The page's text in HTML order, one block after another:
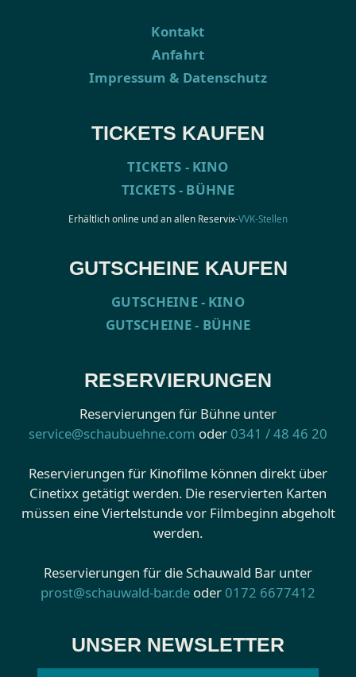
Kontakt
Anfahrt
Impressum & Datenschutz
TICKETS KAUFEN
TICKETS - KINO
TICKETS - BÜHNE
Erhältlich online und an allen Reservix-VVK-Stellen
GUTSCHEINE KAUFEN
GUTSCHEINE - KINO
GUTSCHEINE - BÜHNE
RESERVIERUNGEN
Reservierungen für Bühne unter
service@schaubuehne.com oder 0341 / 48 46 20
Reservierungen für Kinofilme können direkt über
Cinetixx getätigt werden. Die reservierten Karten
müssen eine Viertelstunde vor Filmbeginn abgeholt
werden.
Reservierungen für die Schauwald Bar unter
prost@schauwald-bar.de oder 0172 6677412
UNSER NEWSLETTER